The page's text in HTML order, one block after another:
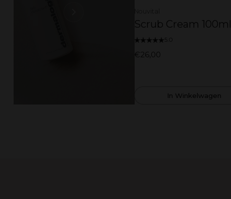
Scrub Cream 100ml
5.0
€26,00
In Winkelwagen